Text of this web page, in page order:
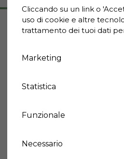
65020 Roccamorice
Cliccando su un link o
uso di cookie e altre
trattamento dei tuoi dati
Marketing
Statistica
Funzionale
Necessario